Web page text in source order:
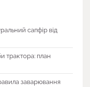
сапфір від
трактора: план
заварювання